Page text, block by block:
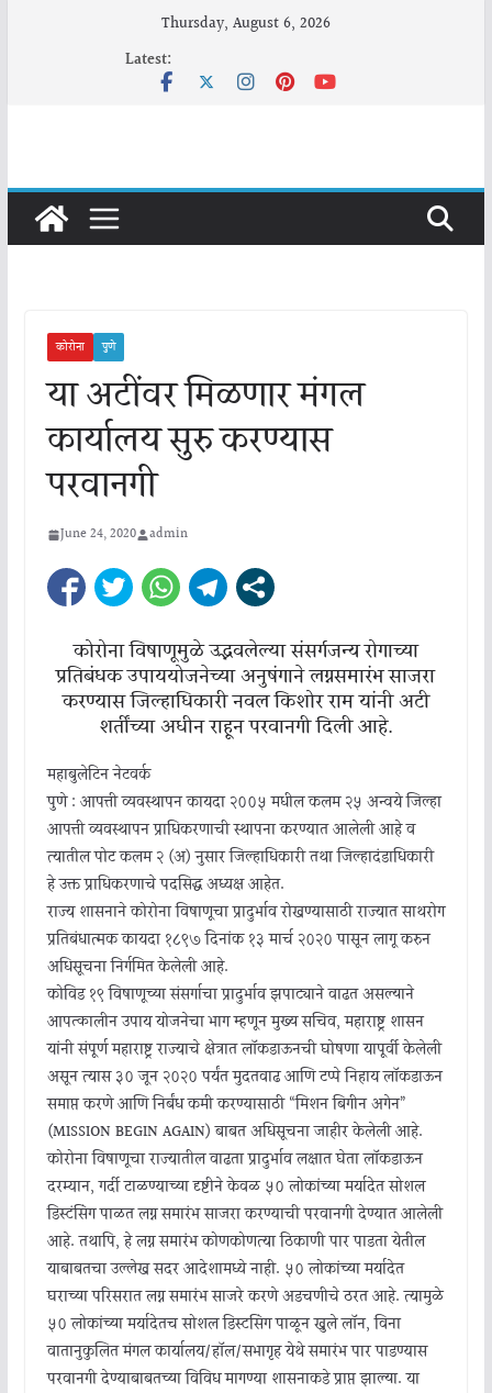
Thursday, August 6, 2026
Latest:
कोरोना पुणे
या अटींवर मिळणार मंगल
कार्यालय सुरु करण्यास
परवानगी
June 24, 2020 admin
कोरोना विषाणूमुळे उद्भवलेल्या संसर्गजन्य रोगाच्या
प्रतिबंधक उपाययोजनेच्या अनुषंगाने लग्नसमारंभ साजरा
करण्यास जिल्हाधिकारी नवल किशोर राम यांनी अटी
शर्तींच्या अधीन राहून परवानगी दिली आहे.
महाबुलेटिन नेटवर्क
पुणे : आपत्ती व्यवस्थापन कायदा २००५ मधील कलम २५ अन्वये जिल्हा
आपत्ती व्यवस्थापन प्राधिकरणाची स्थापना करण्यात आलेली आहे व
त्यातील पोट कलम २ (अ) नुसार जिल्हाधिकारी तथा जिल्हादंडाधिकारी
हे उक्त प्राधिकरणाचे पदसिद्ध अध्यक्ष आहेत.
राज्य शासनाने कोरोना विषाणूचा प्रादुर्भाव रोखण्यासाठी राज्यात साथरोग
प्रतिबंधात्मक कायदा १८९७ दिनांक १३ मार्च २०२० पासून लागू करुन
अधिसूचना निर्गमित केलेली आहे.
कोविड १९ विषाणूच्या संसर्गाचा प्रादुर्भाव झपाट्याने वाढत असल्याने
आपत्कालीन उपाय योजनेचा भाग म्हणून मुख्य सचिव, महाराष्ट्र शासन
यांनी संपूर्ण महाराष्ट्र राज्याचे क्षेत्रात लॉकडाऊनची घोषणा यापूर्वी केलेली
असून त्यास ३० जून २०२० पर्यंत मुदतवाढ आणि टप्पे निहाय लॉकडाऊन
समाप्त करणे आणि निर्बंध कमी करण्यासाठी “मिशन बिगीन अगेन”
(MISSION BEGIN AGAIN) बाबत अधिसूचना जाहीर केलेली आहे.
कोरोना विषाणूचा राज्यातील वाढता प्रादुर्भाव लक्षात घेता लॉकडाऊन
दरम्यान, गर्दी टाळण्याच्या दृष्टीने केवळ ५० लोकांच्या मर्यादेत सोशल
डिस्टंसिंग पाळत लग्न समारंभ साजरा करण्याची परवानगी देण्यात आलेली
आहे. तथापि, हे लग्न समारंभ कोणकोणत्या ठिकाणी पार पाडता येतील
याबाबतचा उल्लेख सदर आदेशामध्ये नाही. ५० लोकांच्या मर्यादेत
घराच्या परिसरात लग्न समारंभ साजरे करणे अडचणीचे ठरत आहे. त्यामुळे
५० लोकांच्या मर्यादेतच सोशल डिस्टसिंग पाळून खुले लॉन, विना
वातानुकुलित मंगल कार्यालय/हॉल/सभागृह येथे समारंभ पार पाडण्यास
परवानगी देण्याबाबतच्या विविध मागण्या शासनाकडे प्राप्त झाल्या. या